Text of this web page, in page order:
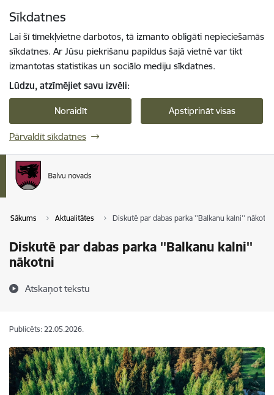
Sīkdatnes
Lai šī tīmekļvietne darbotos, tā izmanto obligāti nepieciešamās
sīkdatnes. Ar Jūsu piekrišanu papildus šajā vietnē var tikt
izmantotas statistikas un sociālo mediju sīkdatnes.
Lūdzu, atzīmējiet savu izvēli:
Noraidīt Apstiprināt visas
Pārvaldīt sīkdatnes
Sākums Aktualitātes Diskutē par dabas parka ''Balkanu kalni'' nākotni
Diskutē par dabas parka ''Balkanu kalni''
nākotni
Atskaņot tekstu
Publicēts: 22.05.2026.